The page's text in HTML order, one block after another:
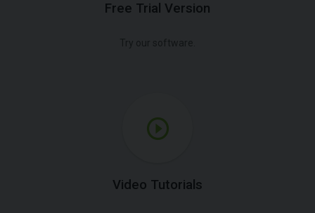
Free Trial Version
Video Tutorials